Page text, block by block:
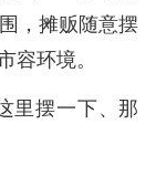
，摊贩随意摆
环境。
里摆一下、那